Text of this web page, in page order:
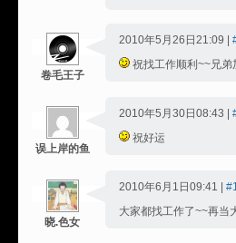
卷毛王子
2010年5月26日21:09 |
祝找工作顺利~~兄弟
误上岸的鱼
2010年5月30日08:43 |
祝好运
晓.色女
2010年6月1日09:41 |
大家都找工作了~~再当